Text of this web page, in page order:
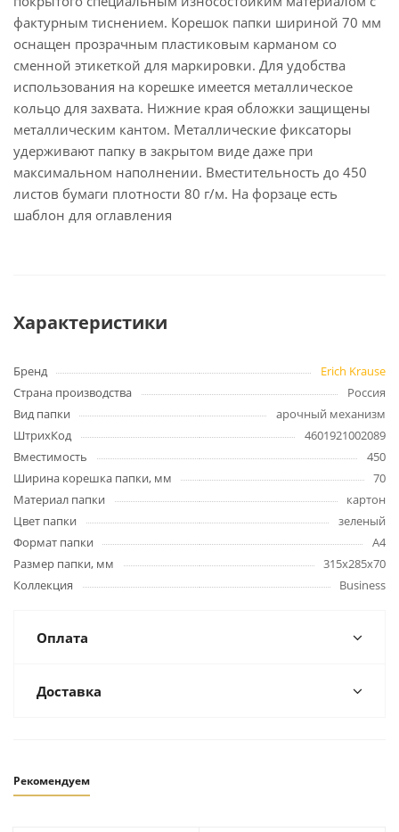
фактурным тиснением. Корешок папки шириной 70 мм
оснащен прозрачным пластиковым карманом со
сменной этикеткой для маркировки. Для удобства
использования на корешке имеется металлическое
кольцо для захвата. Нижние края обложки защищены
металлическим кантом. Металлические фиксаторы
удерживают папку в закрытом виде даже при
максимальном наполнении. Вместительность до 450
листов бумаги плотности 80 г/м. На форзаце есть
шаблон для оглавления
Характеристики
Бренд
Erich Krause
Страна производства
Россия
Вид папки
арочный механизм
ШтрихКод
4601921002089
Вместимость
450
Ширина корешка папки, мм
70
Материал папки
картон
Цвет папки
зеленый
Формат папки
А4
Размер папки, мм
315х285х70
Коллекция
Business
Оплата
Доставка
Рекомендуем